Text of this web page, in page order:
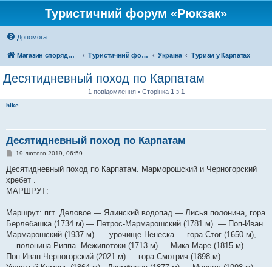
Туристичний форум «Рюкзак»
Допомога
Магазин спорядження Туристичний форум «Рюкзак» Україна Туризм у Карпатах
Десятидневный поход по Карпатам
1 повідомлення • Сторінка 1 з 1
hike
Десятидневный поход по Карпатам
П
в
д
о
е
н
я
19 лютого 2019, 06:59
Десятидневный поход по Карпатам. Марморошский и Черногорский
хребет .
МАРШРУТ:
Маршрут: пгт. Деловое — Ялинский водопад — Лисья полонина, гора
Берлебашка (1734 м) — Петрос-Мармарошский (1781 м). — Поп-Иван
Мармарошский (1937 м). — урочище Ненеска — гора Стог (1650 м),
— полонина Риппа. Межипотоки (1713 м) — Мика-Маре (1815 м) —
Поп-Иван Черногорский (2021 м) — гора Смотрич (1898 м). —